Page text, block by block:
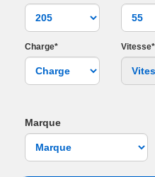
Charge*
Vitesse*
Marque